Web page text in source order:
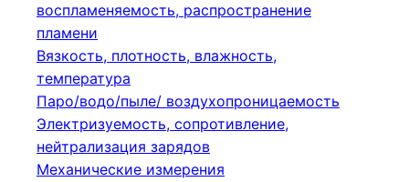
воспламеняемость, распространение
пламени
Вязкость, плотность, влажность,
температура
Паро/водо/пыле/ воздухопроницаемость
Электризуемость, сопротивление,
нейтрализация зарядов
Механические измерения